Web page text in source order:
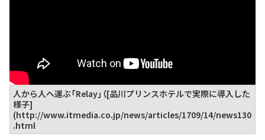
人から人へ運ぶ「Relay」（[品川プリンスホテルで実際に導入した
様子]
(http://www.itmedia.co.jp/news/articles/1709/14/news130
.html